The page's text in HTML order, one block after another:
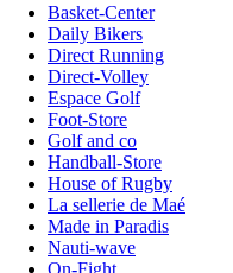
Basket-Center
Daily Bikers
Direct Running
Direct-Volley
Espace Golf
Foot-Store
Golf and co
Handball-Store
House of Rugby
La sellerie de Maé
Made in Paradis
Nauti-wave
On-Fight